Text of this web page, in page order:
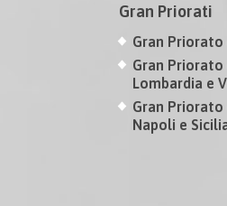
Gran Priorati
Gran Priorato
Gran Priorato
Lombardia e
Gran Priorato
Napoli e